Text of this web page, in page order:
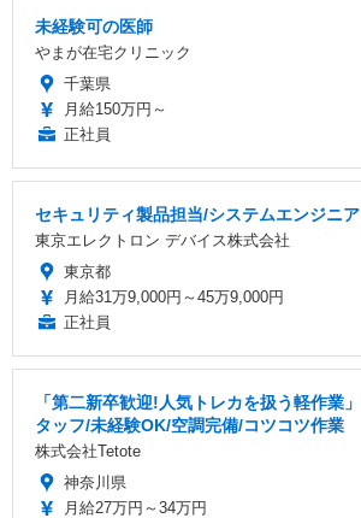
未経験可の医師
やまが在宅クリニック
千葉県
月給150万円～
正社員
セキュリティ製品担当/システムエンジニア
東京エレクトロン デバイス株式会社
東京都
月給31万9,000円～45万9,000円
正社員
「第二新卒歓迎!人気トレカを扱う軽作業
タッフ/未経験OK/空調完備/コツコツ作業
株式会社Tetote
神奈川県
月給27万円～34万円